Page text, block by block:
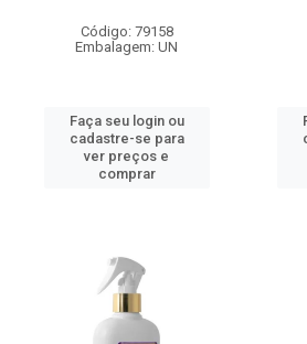
Código: 79158
Embalagem: UN
Faça seu login ou
cadastre-se para
ver preços e
comprar